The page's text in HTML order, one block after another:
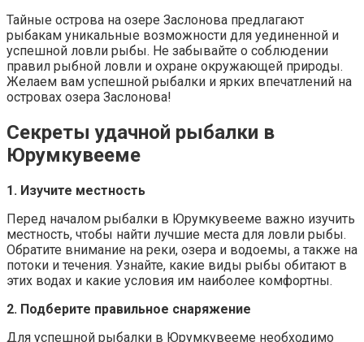
Тайные острова на озере Заслонова предлагают
рыбакам уникальные возможности для уединенной и
успешной ловли рыбы. Не забывайте о соблюдении
правил рыбной ловли и охране окружающей природы.
Желаем вам успешной рыбалки и ярких впечатлений на
островах озера Заслонова!
Секреты удачной рыбалки в
Юрумкувееме
1. Изучите местность
Перед началом рыбалки в Юрумкувееме важно изучить
местность, чтобы найти лучшие места для ловли рыбы.
Обратите внимание на реки, озера и водоемы, а также на
потоки и течения. Узнайте, какие виды рыбы обитают в
этих водах и какие условия им наиболее комфортны.
2. Подберите правильное снаряжение
Для успешной рыбалки в Юрумкувееме необходимо